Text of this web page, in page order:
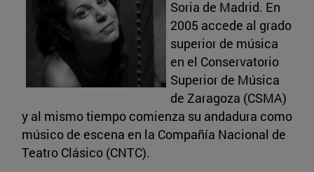
Soria de Madrid. En
2005 accede al grado
superior de música
en el Conservatorio
Superior de Música
de Zaragoza (CSMA)
y al mismo tiempo comienza su andadura como
músico de escena en la Compañía Nacional de
Teatro Clásico (CNTC).